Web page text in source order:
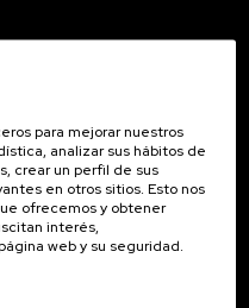
para mejorar nuestros
analizar sus hábitos de
crear un perfil de sus
en otros sitios. Esto nos
ofrecemos y obtener
interés,
web y su seguridad.